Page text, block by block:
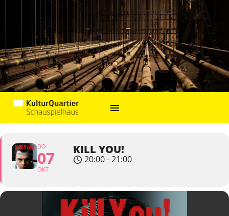
DO
07
OKT
KILL YOU!
20:00 - 21:00